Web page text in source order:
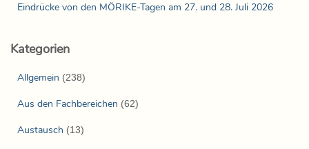
Eindrücke von den MÖRIKE-Tagen am 27. und 28. Juli 2026
Kategorien
Allgemein (238)
Aus den Fachbereichen (62)
Austausch (13)